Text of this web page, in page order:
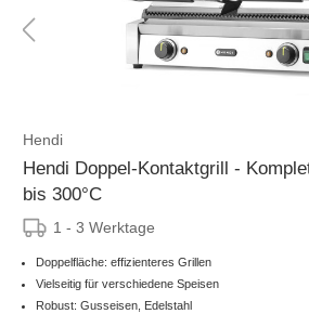
Hendi
Hendi Doppel-Kontaktgrill -
bis 300°C
1 - 3 Werktage
Doppelfläche: effizienteres Grillen
Vielseitig für verschiedene Speisen
Robust: Gusseisen, Edelstahl